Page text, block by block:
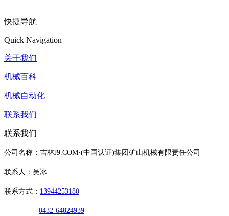
快捷导航
Quick Navigation
关于我们
机械百科
机械自动化
联系我们
联系我们
公司名称：吉林J9.COM·(中国认证)集团矿山机械有限责任公司
联系人：吴冰
联系方式： 13944253180
0432-64824939